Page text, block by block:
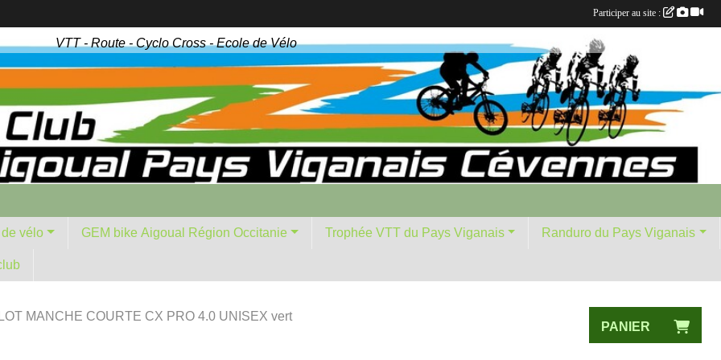
VTT - Route - Cyclo Cross - Ecole de Vélo
vélo GEM bike Aigoual Région Occitanie Trophée VTT du Pays Viganais Randuro du Pays Viganais
MANCHE COURTE CX PRO 4.0 UNISEX vert
PANIER
Participer au site :